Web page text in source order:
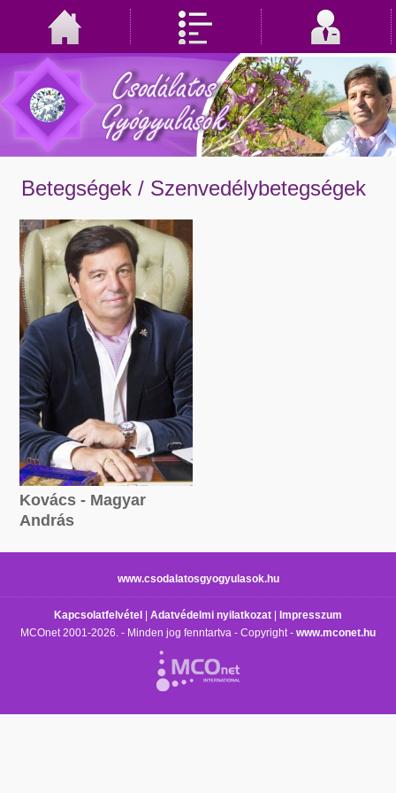
Betegségek / Szenvedélybetegségek
Kovács - Magyar
András
Összpont:
www.csodalatosgyogyulasok.hu
Kapcsolatfelvétel | Adatvédelmi nyilatkozat | Impresszum
MCOnet 2001-2026. - Minden jog fenntartva - Copyright - www.mconet.hu